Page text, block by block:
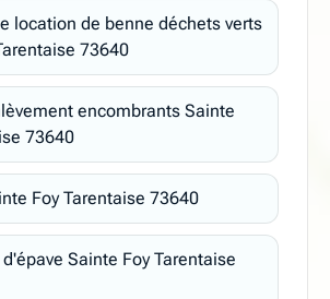
location de benne déchets verts
73640
encombrants Sainte
73640
Foy Tarentaise 73640
Sainte Foy Tarentaise